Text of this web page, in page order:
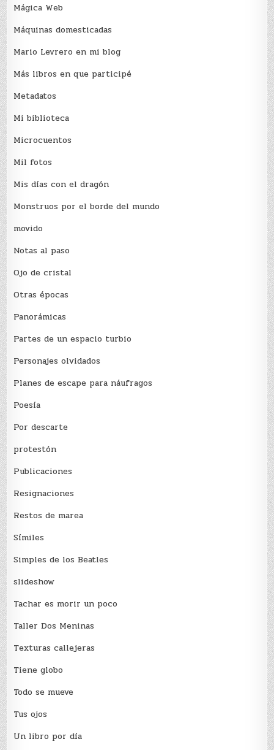
Mágica Web
Máquinas domesticadas
Mario Levrero en mi blog
Más libros en que participé
Metadatos
Mi biblioteca
Microcuentos
Mil fotos
Mis días con el dragón
Monstruos por el borde del mundo
movido
Notas al paso
Ojo de cristal
Otras épocas
Panorámicas
Partes de un espacio turbio
Personajes olvidados
Planes de escape para náufragos
Poesía
Por descarte
protestón
Publicaciones
Resignaciones
Restos de marea
Sí­miles
Simples de los Beatles
slideshow
Tachar es morir un poco
Taller Dos Meninas
Texturas callejeras
Tiene globo
Todo se mueve
Tus ojos
Un libro por día